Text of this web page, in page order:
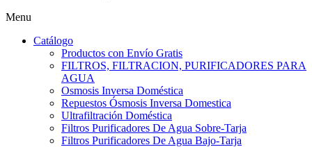
Menu
Catálogo
Productos con Envío Gratis
FILTROS, FILTRACION, PURIFICADORES PARA
AGUA
Osmosis Inversa Doméstica
Repuestos Ósmosis Inversa Domestica
Ultrafiltración Doméstica
Filtros Purificadores De Agua Sobre-Tarja
Filtros Purificadores De Agua Bajo-Tarja